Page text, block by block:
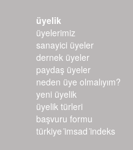
üyelik
üyelerimiz
sanayici üyeler
dernek üyeler
paydaş üyeler
neden üye olmalıyım?
yeni üyelik
üyelik türleri
başvuru formu
türkiye i̇msad i̇ndeks